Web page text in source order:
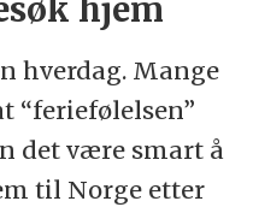
hjem
hverdag. Mange
“feriefølelsen”
det være smart å
til Norge etter